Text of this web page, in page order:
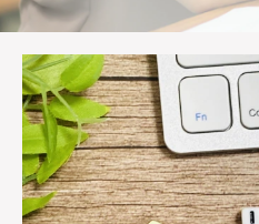
サポートについて
導入事例
記事
資料請求